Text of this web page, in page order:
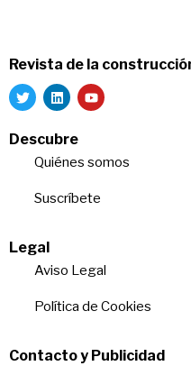
Revista de la
Descubre
Quiénes somos
Suscríbete
Legal
Aviso Legal
Política de Cookies
Contacto y Publicidad